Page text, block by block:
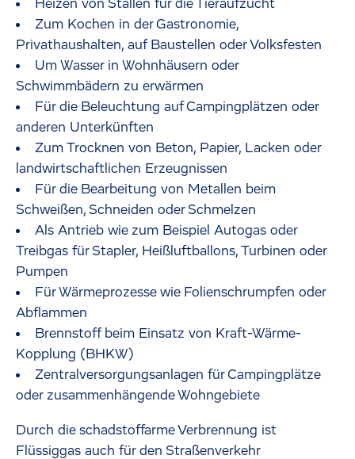
Heizen von Ställen für die Tieraufzucht
Zum Kochen in der Gastronomie,
Privathaushalten, auf Baustellen oder Volksfesten
Um Wasser in Wohnhäusern oder
Schwimmbädern zu erwärmen
Für die Beleuchtung auf Campingplätzen oder
anderen Unterkünften
Zum Trocknen von Beton, Papier, Lacken oder
landwirtschaftlichen Erzeugnissen
Für die Bearbeitung von Metallen beim
Schweißen, Schneiden oder Schmelzen
Als Antrieb wie zum Beispiel Autogas oder
Treibgas für Stapler, Heißluftballons, Turbinen oder
Pumpen
Für Wärmeprozesse wie Folienschrumpfen oder
Abflammen
Brennstoff beim Einsatz von Kraft-Wärme-
Kopplung (BHKW)
Zentralversorgungsanlagen für Campingplätze
oder zusammenhängende Wohngebiete
Durch die schadstoffarme Verbrennung ist
Flüssiggas auch für den Straßenverkehr